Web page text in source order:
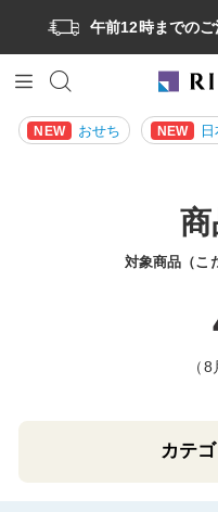
午前12時までの
NEW おせち NEW
対象商品（こ
（
カテ